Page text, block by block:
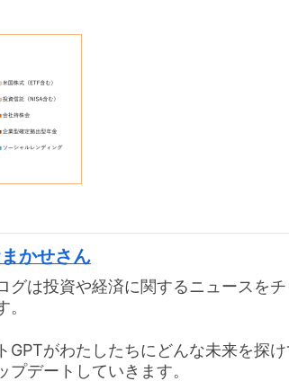
かせさん
グは投資や経済に関するニュースを
。
GPTがわたしたちにどんな未来を探
プデートしていきます。